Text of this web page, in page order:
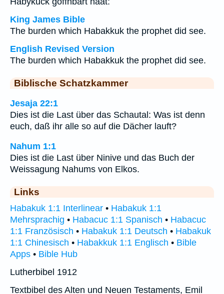
King James Bible
The burden which Habakkuk the prophet did see.
English Revised Version
The burden which Habakkuk the prophet did see.
Biblische Schatzkammer
Jesaja 22:1
Dies ist die Last über das Schautal: Was ist denn
euch, daß ihr alle so auf die Dächer lauft?
Nahum 1:1
Dies ist die Last über Ninive und das Buch der
Weissagung Nahums von Elkos.
Links
Habakuk 1:1 Interlinear • Habakuk 1:1
Mehrsprachig • Habacuc 1:1 Spanisch • Habacuc
1:1 Französisch • Habakuk 1:1 Deutsch • Habakuk
1:1 Chinesisch • Habakkuk 1:1 Englisch • Bible
Apps • Bible Hub
Lutherbibel 1912
Textbibel des Alten und Neuen Testaments, Emil